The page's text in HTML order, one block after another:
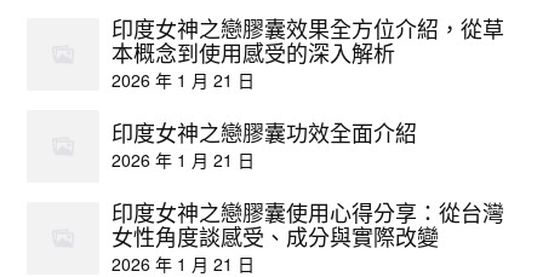
印度女神之戀膠囊效果全方位介紹，從草
本概念到使用感受的深入解析
2026 年 1 月 21 日
印度女神之戀膠囊功效全面介紹
2026 年 1 月 21 日
印度女神之戀膠囊使用心得分享：從台灣
女性角度談感受、成分與實際改變
2026 年 1 月 21 日